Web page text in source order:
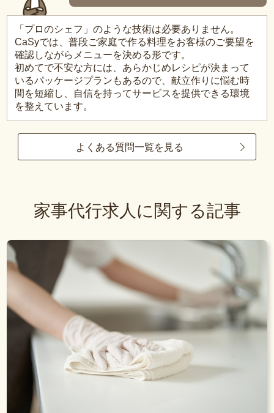
「プロのシェフ」のような技術は必要ありません。
CaSyでは、普段ご家庭で作る料理をお客様のご要望を
確認しながらメニューを決める形です。
初めてで不安な方には、あらかじめレシピが決まって
いるパッケージプランもあるので、献立作りに悩む時
間を短縮し、自信を持ってサービスを提供できる環境
を整えています。
よくある質問一覧を見る
家事代行求人に関する記事